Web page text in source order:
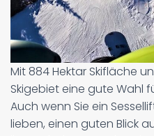
Mit 884 Hektar Skifläche
Skigebiet eine gute Wahl
Auch wenn Sie ein
lieben, einen guten Blick